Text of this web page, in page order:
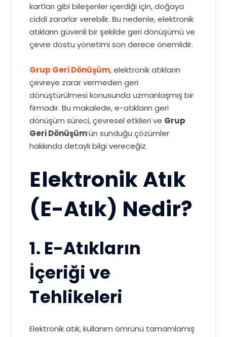
kartları gibi bileşenler içerdiği için, doğaya
ciddi zararlar verebilir. Bu nedenle, elektronik
atıkların güvenli bir şekilde geri dönüşümü ve
çevre dostu yönetimi son derece önemlidir.
Grup Geri Dönüşüm, elektronik atıkların
çevreye zarar vermeden geri
dönüştürülmesi konusunda uzmanlaşmış bir
firmadır. Bu makalede, e-atıkların geri
dönüşüm süreci, çevresel etkileri ve Grup
Geri Dönüşüm’ün sunduğu çözümler
hakkında detaylı bilgi vereceğiz.
Elektronik Atık
(E-Atık) Nedir?
1. E-Atıkların
İçeriği ve
Tehlikeleri
Elektronik atık, kullanım ömrünü tamamlamış